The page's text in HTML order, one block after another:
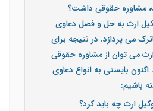
مشاوره حقوقی داشت؟
ارث به حل و فصل دعاوی
می پردازد. در نتیجه برای
می توان از مشاوره حقوقی
بایستی به انواع دعاوی
باشیم:
ارث چه باید کرد؟